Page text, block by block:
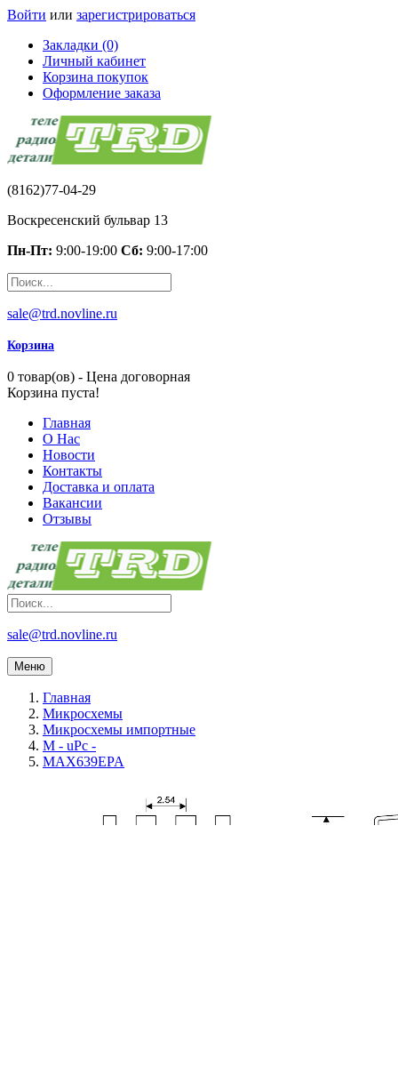
Войти или зарегистрироваться
Закладки (0)
Личный кабинет
Корзина покупок
Оформление заказа
(8162)77-04-29
Воскресенский бульвар 13
Пн-Пт: 9:00-19:00 Сб: 9:00-17:00
sale@trd.novline.ru
Корзина
0 товар(ов) - Цена договорная
Корзина пуста!
Главная
О Нас
Новости
Контакты
Доставка и оплата
Вакансии
Отзывы
sale@trd.novline.ru
Меню
Главная
Микросхемы
Микросхемы импортные
M - uPc -
MAX639EPA